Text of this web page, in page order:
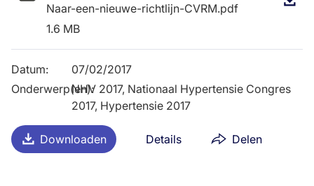
Downloaden Details Delen
Naar-een-nieuwe-richtlijn-CVRM.pdf
1.6 MB
Datum:
07/02/2017
Onderwerp(en):
NHV 2017, Nationaal Hypertensie Congres
2017, Hypertensie 2017